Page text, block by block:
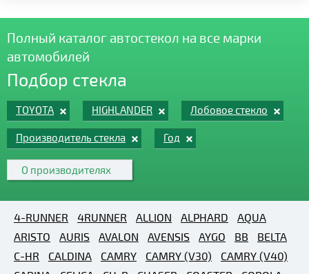
Полный каталог автостекол на все марки
автомобилей
Подбор стекла
TOYOTA HIGHLANDER Лобовое стекло
Производитель стекла Год
О производителях
4-RUNNER 4RUNNER ALLION ALPHARD
AQUA
ARISTO
AURIS AVALON AVENSIS AYGO BB
BELTA
C-HR
CALDINA CAMRY CAMRY (V30)
CAMRY (V40)